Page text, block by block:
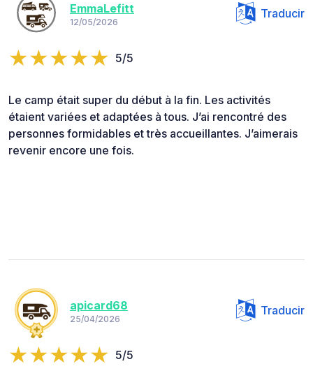
EmmaLefitt
12/05/2026
Traducir
5/5
Le camp était super du début à la fin. Les activités
étaient variées et adaptées à tous. J’ai rencontré des
personnes formidables et très accueillantes. J’aimerais
revenir encore une fois.
apicard68
25/04/2026
Traducir
5/5